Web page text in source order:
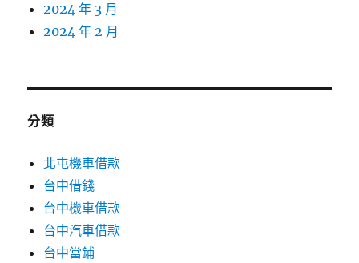
2024 年 3 月
2024 年 2 月
分類
北屯機車借款
台中借錢
台中機車借款
台中汽車借款
台中當鋪